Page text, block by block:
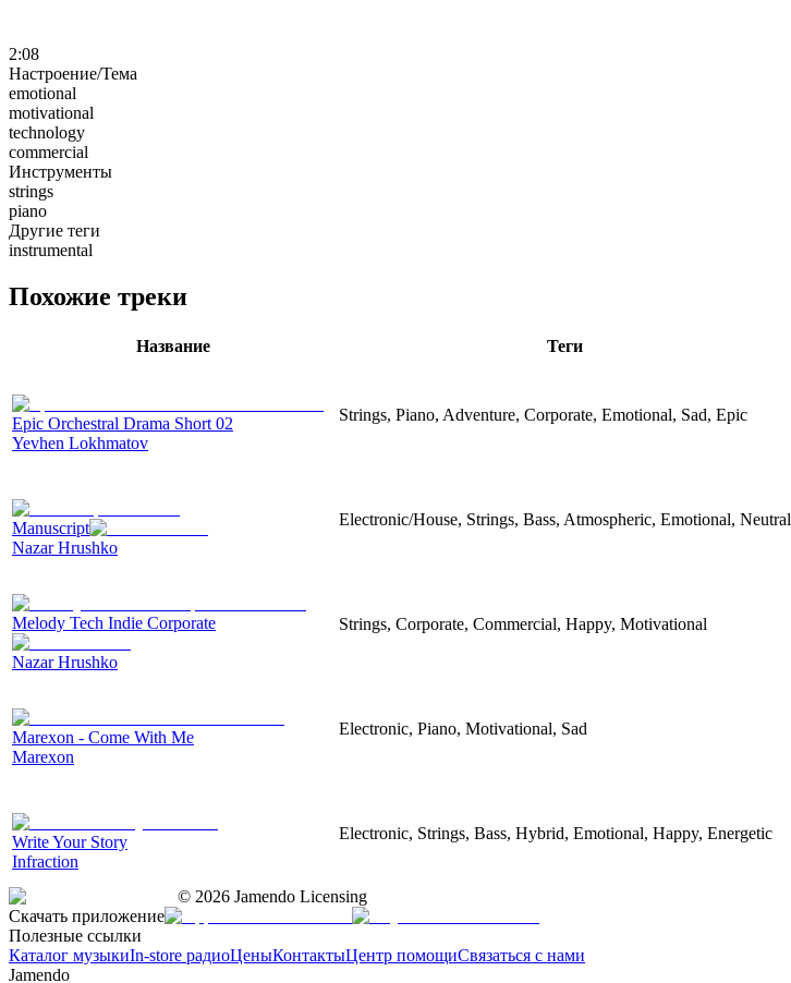
2:08
Настроение/Тема
emotional
motivational
technology
commercial
Инструменты
strings
piano
Другие теги
instrumental
Похожие треки
Название Теги
Epic Orchestral Drama Short 02
Yevhen Lokhmatov
Strings, Piano, Adventure, Corporate, Emotional, Sad, Epic
Manuscript
Nazar Hrushko
Electronic/House, Strings, Bass, Atmospheric, Emotional, Neutral
Melody Tech Indie Corporate
Nazar Hrushko
Strings, Corporate, Commercial, Happy, Motivational
Marexon - Come With Me
Marexon
Electronic, Piano, Motivational, Sad
Write Your Story
Infraction
Electronic, Strings, Bass, Hybrid, Emotional, Happy, Energetic
© 2026 Jamendo Licensing
Скачать приложение
Полезные ссылки
Каталог музыкиIn-store радиоЦеныКонтактыЦентр помощиСвязаться с нами
Jamendo